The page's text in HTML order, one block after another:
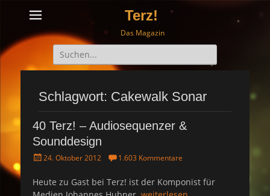
Terz!
Das Magazin
Suche
nach:
Schlagwort: Cakewalk Sonar
40 Terz! – Audiosequenzer &
Sounddesign
P
s
t
24. Oktober 2012 1.603 Kommentare
Heute zu Gast bei Terz! ist der Komponist für